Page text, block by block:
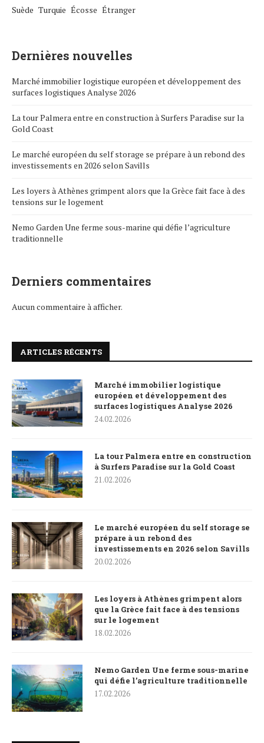
Suède Turquie Écosse Étranger
Dernières nouvelles
Marché immobilier logistique européen et développement des
surfaces logistiques Analyse 2026
La tour Palmera entre en construction à Surfers Paradise sur la
Gold Coast
Le marché européen du self storage se prépare à un rebond des
investissements en 2026 selon Savills
Les loyers à Athènes grimpent alors que la Grèce fait face à des
tensions sur le logement
Nemo Garden Une ferme sous-marine qui défie l’agriculture
traditionnelle
Derniers commentaires
Aucun commentaire à afficher.
ARTICLES RÉCENTS
Marché immobilier logistique
européen et développement des
surfaces logistiques Analyse 2026
24.02.2026
La tour Palmera entre en construction
à Surfers Paradise sur la Gold Coast
21.02.2026
Le marché européen du self storage se
prépare à un rebond des
investissements en 2026 selon Savills
20.02.2026
Les loyers à Athènes grimpent alors
que la Grèce fait face à des tensions
sur le logement
18.02.2026
Nemo Garden Une ferme sous-marine
qui défie l’agriculture traditionnelle
17.02.2026